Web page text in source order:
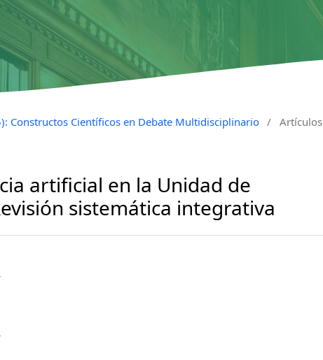
Constructos Científicos en Debate Multidisciplinario / Artículos
artificial en la Unidad de
sistemática integrativa